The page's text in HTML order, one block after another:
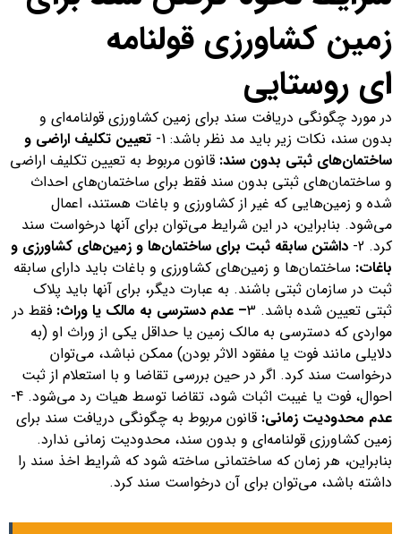
زمین کشاورزی قولنامه
ای روستایی
در مورد چگونگی دریافت سند برای زمین کشاورزی قولنامه‌ای و
بدون سند، نکات زیر باید مد نظر باشد: 1-
تعیین تکلیف اراضی و
ساختمان‌های ثبتی بدون سند: قانون مربوط به تعیین تکلیف اراضی
و ساختمان‌های ثبتی بدون سند فقط برای ساختمان‌های احداث
شده و زمین‌هایی که غیر از کشاورزی و باغات هستند، اعمال
می‌شود. بنابراین، در این شرایط می‌توان برای آنها درخواست سند
کرد. 2-
داشتن سابقه ثبت برای ساختمان‌ها و زمین‌های کشاورزی و
باغات: ساختمان‌ها و زمین‌های کشاورزی و باغات باید دارای سابقه
ثبت در سازمان ثبتی باشند. به عبارت دیگر، برای آنها باید پلاک
ثبتی تعیین شده باشد. 3
– عدم دسترسی به مالک یا وراث: فقط در
مواردی که دسترسی به مالک زمین یا حداقل یکی از وراث او (به
دلایلی مانند فوت یا مفقود الاثر بودن) ممکن نباشد، می‌توان
درخواست سند کرد. اگر در حین بررسی تقاضا و با استعلام از ثبت
احوال، فوت یا غیبت اثبات شود، تقاضا توسط هیات رد می‌شود. 4-
عدم محدودیت زمانی: قانون مربوط به چگونگی دریافت سند برای
زمین کشاورزی قولنامه‌ای و بدون سند، محدودیت زمانی ندارد.
بنابراین، هر زمان که ساختمانی ساخته شود که شرایط اخذ سند را
داشته باشد، می‌توان برای آن درخواست سند کرد.